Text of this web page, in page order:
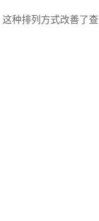
种排列方式改善了查